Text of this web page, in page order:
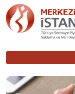
Ana
içeriğe
atla
ÜYELİK
İşlemleri
Ana
gezinti
menüsü
Ana
gezinti
menüsü